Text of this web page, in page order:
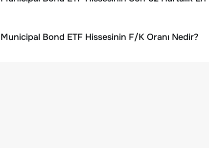
Bond ETF Hissesinin F/K Oranı Nedir?